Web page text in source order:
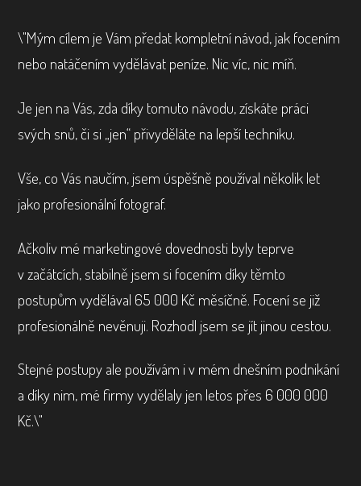
\"Mým cílem je Vám předat kompletní návod, jak focením
nebo natáčením vydělávat peníze. Nic víc, nic míň.
Je jen na Vás, zda díky tomuto návodu, získáte práci
svých snů, či si „jen“ přivyděláte na lepší techniku.
Vše, co Vás naučím, jsem úspěšně používal několik let
jako profesionální fotograf.
Ačkoliv mé marketingové dovednosti byly teprve
v začátcích, stabilně jsem si focením díky těmto
postupům vydělával 65 000 Kč měsíčně. Focení se již
profesionálně nevěnuji. Rozhodl jsem se jít jinou cestou.
Stejné postupy ale používám i v mém dnešním podnikání
a díky nim, mé firmy vydělaly jen letos přes 6 000 000
Kč.\"